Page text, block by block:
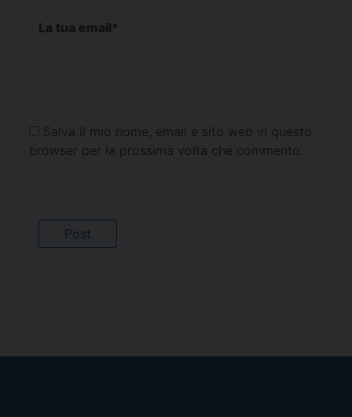
La tua email*
Salva il mio nome, email e sito web in questo
browser per la prossima volta che commento.